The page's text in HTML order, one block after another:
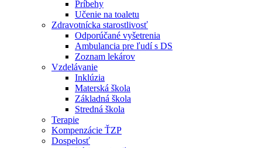
Príbehy
Učenie na toaletu
Zdravotnícka starostlivosť
Odporúčané vyšetrenia
Ambulancia pre ľudí s DS
Zoznam lekárov
Vzdelávanie
Inklúzia
Materská škola
Základná škola
Stredná škola
Terapie
Kompenzácie ŤZP
Dospelosť